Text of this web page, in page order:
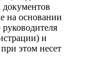
документов
на основании
и
этом несет